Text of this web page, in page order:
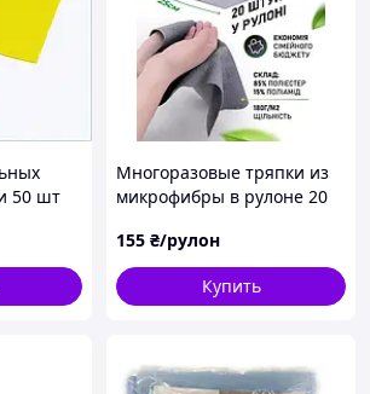
50 шт
Многоразовые тряпки из
микрофибры в рулоне 20
рулоне 25х25 см
155 ₴/рулон
Купить